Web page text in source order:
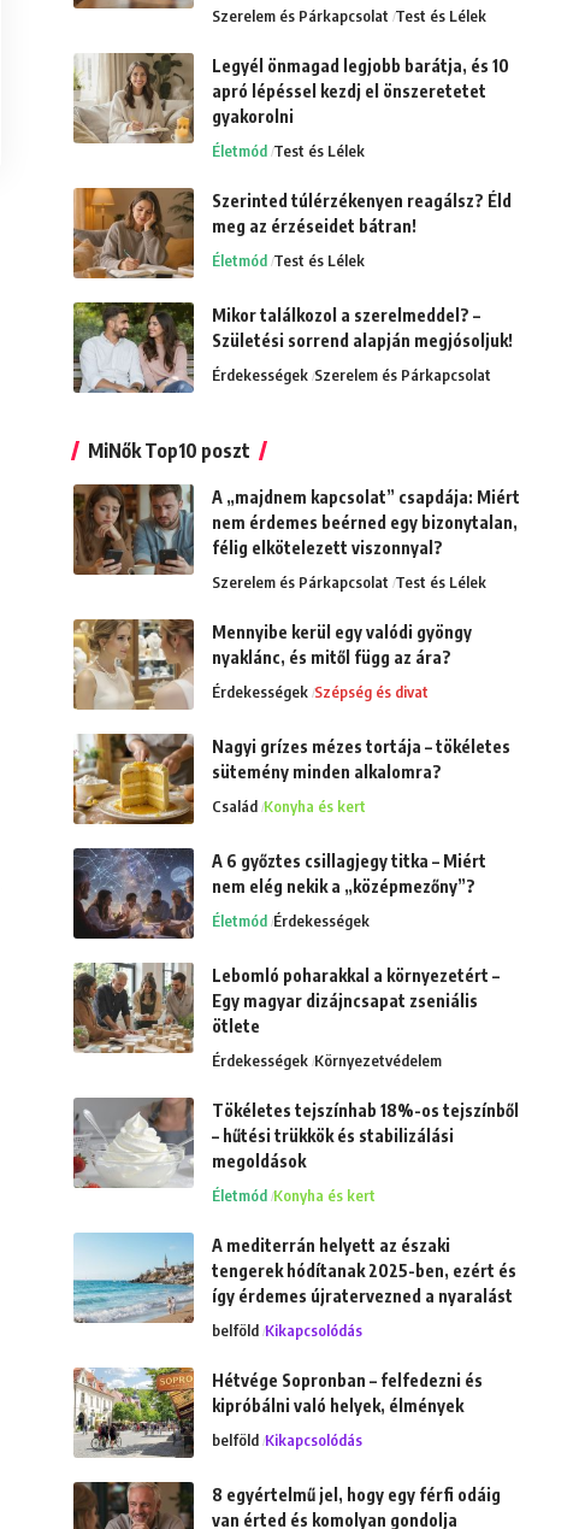
Szerelem és Párkapcsolat Test és Lélek
Legyél önmagad legjobb barátja, és 10
apró lépéssel kezdj el önszeretetet
gyakorolni
Életmód Test és Lélek
Szerinted túlérzékenyen reagálsz? Éld
meg az érzéseidet bátran!
Életmód Test és Lélek
Mikor találkozol a szerelmeddel? –
Születési sorrend alapján megjósoljuk!
Érdekességek Szerelem és Párkapcsolat
MiNők Top10 poszt
A „majdnem kapcsolat” csapdája: Miért
nem érdemes beérned egy bizonytalan,
félig elkötelezett viszonnyal?
Szerelem és Párkapcsolat Test és Lélek
Mennyibe kerül egy valódi gyöngy
nyaklánc, és mitől függ az ára?
Érdekességek Szépség és divat
Nagyi grízes mézes tortája – tökéletes
sütemény minden alkalomra?
Család Konyha és kert
A 6 győztes csillagjegy titka – Miért
nem elég nekik a „középmezőny”?
Életmód Érdekességek
Lebomló poharakkal a környezetért –
Egy magyar dizájncsapat zseniális
ötlete
Érdekességek Környezetvédelem
Tökéletes tejszínhab 18%-os tejszínből
– hűtési trükkök és stabilizálási
megoldások
Életmód Konyha és kert
A mediterrán helyett az északi
tengerek hódítanak 2025-ben, ezért és
így érdemes újratervezned a nyaralást
belföld Kikapcsolódás
Hétvége Sopronban – felfedezni és
kipróbálni való helyek, élmények
belföld Kikapcsolódás
8 egyértelmű jel, hogy egy férfi odáig
van érted és komolyan gondolja